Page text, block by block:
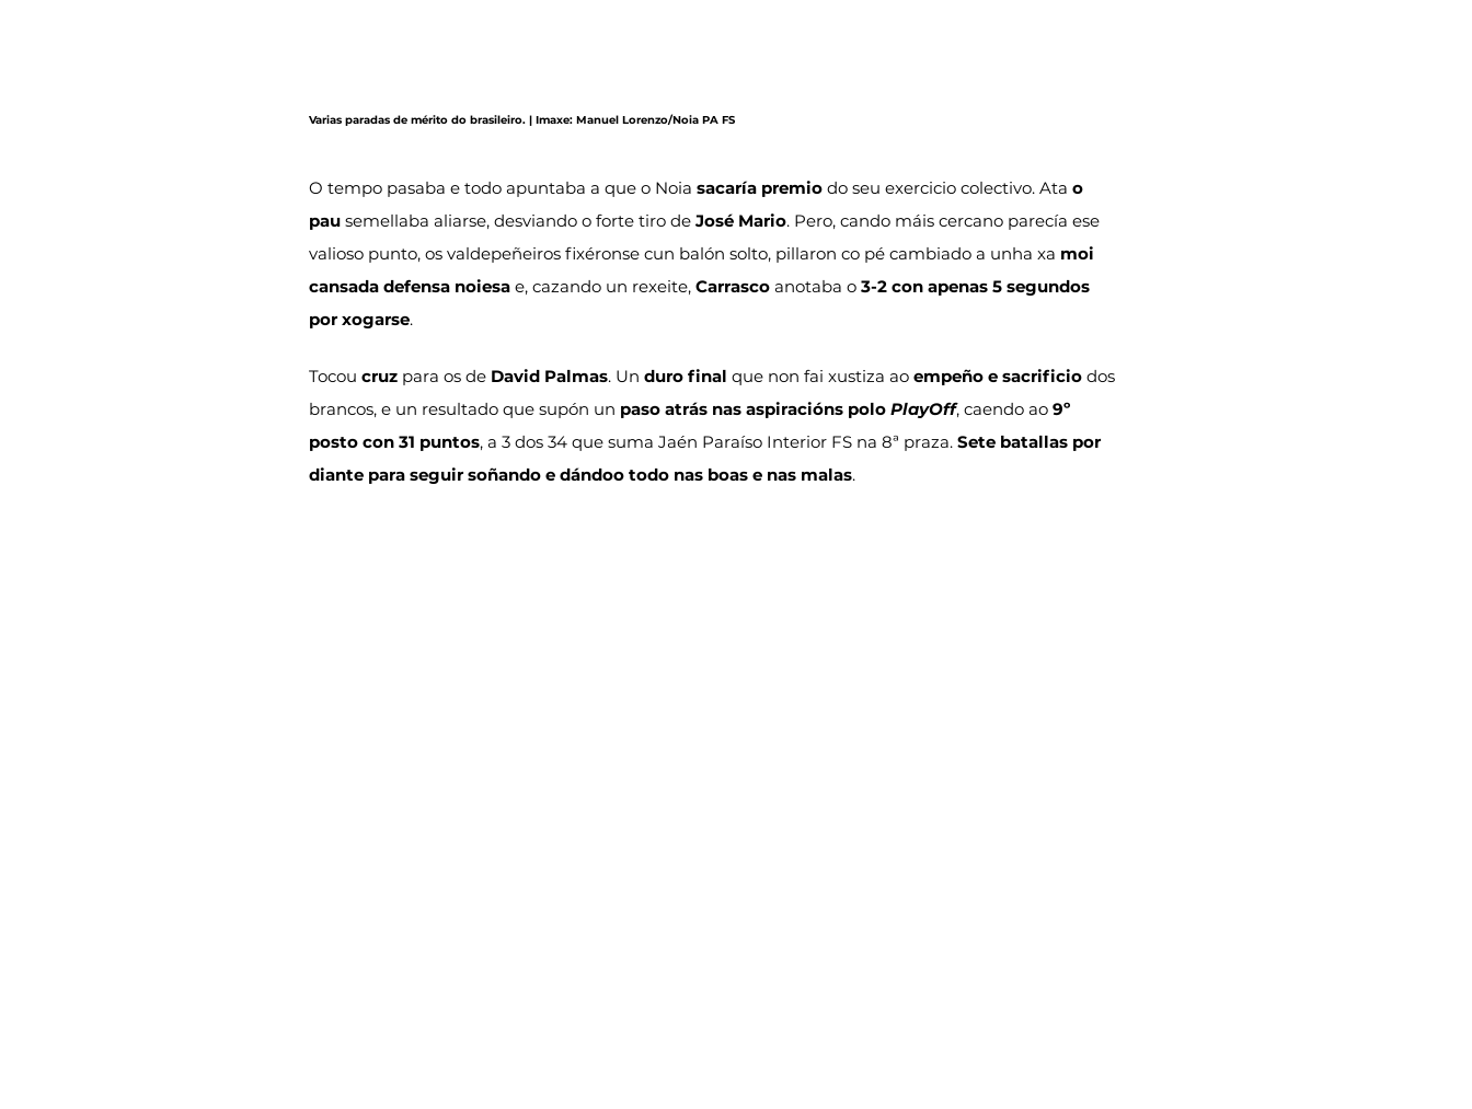
Varias paradas de mérito do brasileiro. | Imaxe: Manuel Lorenzo/Noia PA FS
O tempo pasaba e todo apuntaba a que o Noia sacaría premio do seu exercicio colectivo. Ata o
pau semellaba aliarse, desviando o forte tiro de José Mario. Pero, cando máis cercano parecía ese
valioso punto, os valdepeñeiros fixéronse cun balón solto, pillaron co pé cambiado a unha xa moi
cansada defensa noiesa e, cazando un rexeite, Carrasco anotaba o 3-2 con apenas 5 segundos
por xogarse.
Tocou cruz para os de David Palmas. Un duro final que non fai xustiza ao empeño e sacrificio dos
brancos, e un resultado que supón un paso atrás nas aspiracións polo PlayOff, caendo ao 9º
posto con 31 puntos, a 3 dos 34 que suma Jaén Paraíso Interior FS na 8ª praza. Sete batallas por
diante para seguir soñando e dándoo todo nas boas e nas malas.